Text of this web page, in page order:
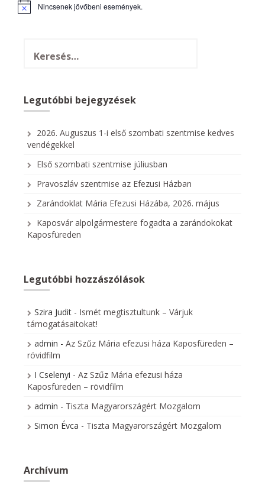
N
Nincsenek jövőbeni események.
Legutóbbi bejegyzések
2026. Auguszus 1-i első szombati szentmise kedves
vendégekkel
Első szombati szentmise júliusban
Pravoszláv szentmise az Efezusi Házban
Zarándoklat Mária Efezusi Házába, 2026. május
Kaposvár alpolgármestere fogadta a zarándokokat
Kaposfüreden
Legutóbbi hozzászólások
Szira Judit - Ismét megtisztultunk – Várjuk
támogatásaitokat!
admin - Az Szűz Mária efezusi háza Kaposfüreden –
rövidfilm
I Cselenyi - Az Szűz Mária efezusi háza
Kaposfüreden – rövidfilm
admin - Tiszta Magyarországért Mozgalom
Simon Évca - Tiszta Magyarországért Mozgalom
Archívum